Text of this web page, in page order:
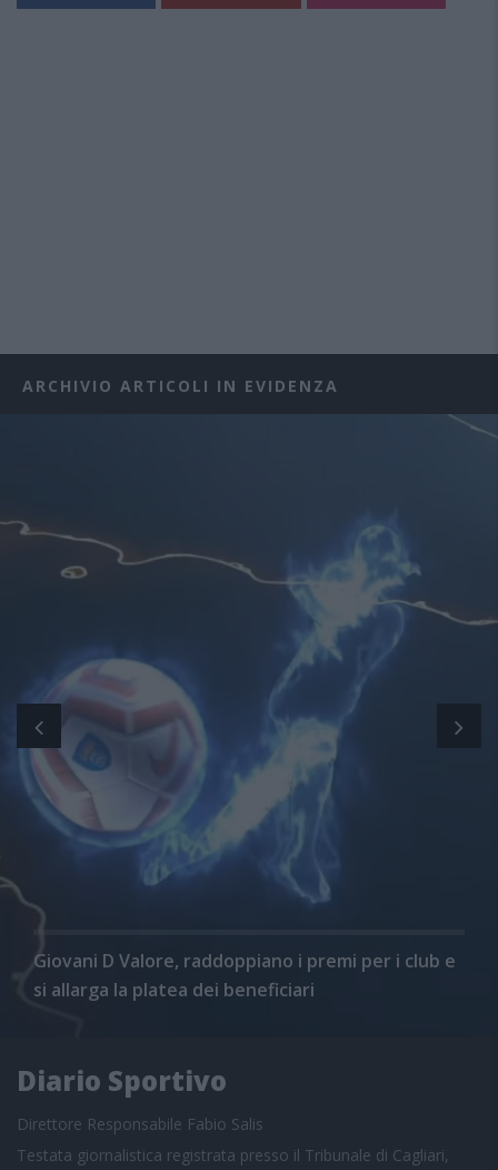
ARCHIVIO ARTICOLI IN EVIDENZA
Giovani D Valore, raddoppiano i premi per i club e
si allarga la platea dei beneficiari
Diario Sportivo
Direttore Responsabile Fabio Salis
Testata giornalistica registrata presso il Tribunale di Cagliari,